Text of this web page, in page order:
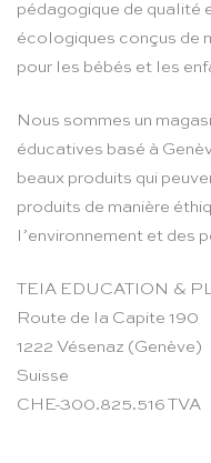
pédagogique de qualité
écologiques conçus de
pour les bébés et les
Nous sommes un
éducatives basé à
beaux produits qui
produits de manière
l’environnement et des
TEIA EDUCATION &
Route de la Capite 190
1222 Vésenaz (Genève)
Suisse
CHE-300.825.516 TVA